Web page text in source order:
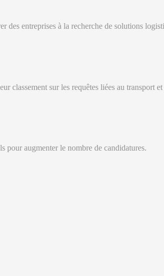
des entreprises à la recherche de solutions
classement sur les requêtes liées au transport
pour augmenter le nombre de candidatures.